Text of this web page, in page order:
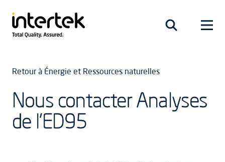
Retour à Énergie et Ressources naturelles
Nous contacter Analyses
de l'ED95